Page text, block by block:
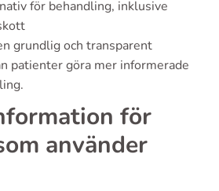
för behandling, inklusive
grundlig och transparent
patienter göra mer informerade
för
använder